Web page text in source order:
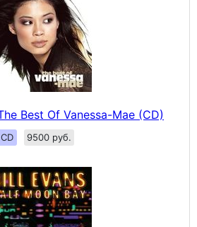
Best Of Vanessa-Mae (CD)
CD 9500 руб.